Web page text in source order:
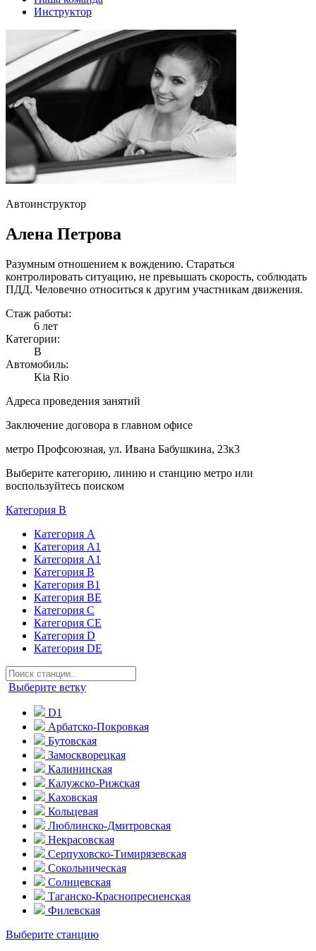
Инструктор
Автоинструктор
Алена Петрова
Разумным отношением к вождению. Стараться
контролировать ситуацию, не превышать скорость, соблюдать
ПДД. Человечно относиться к другим участникам движения.
Стаж работы:
6 лет
Категории:
В
Автомобиль:
Kia Rio
Адреса проведения занятий
Заключение договора в главном офисе
метро Профсоюзная, ул. Ивана Бабушкина, 23к3
Выберите категорию, линию и станцию метро или
воспользуйтесь поиском
Категория B
Категория А
Категория А1
Категория А1
Категория В
Категория В1
Категория BE
Категория С
Категория СЕ
Категория D
Категория DE
Выберите ветку
D1
Арбатско-Покровкая
Бутовская
Замоскворецкая
Калининская
Калужско-Рижская
Каховская
Кольцевая
Люблинско-Дмитровская
Некрасовская
Серпуховско-Тимирязевская
Сокольническая
Солнцевская
Таганско-Краснопресненская
Филевская
Выберите станцию